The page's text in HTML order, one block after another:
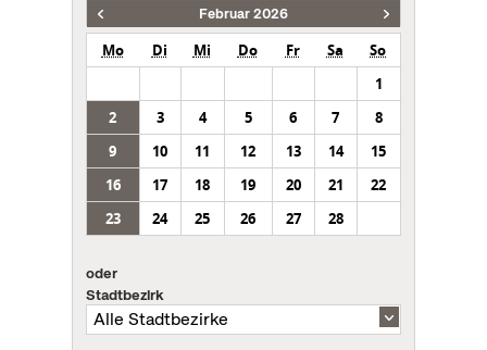
Februar 2026
Mo Di Mi Do Fr Sa
So
1
2
3 4 5 6 7
8
9
10 11 12 13 14
15
16
17 18 19 20 21
22
23
24 25 26 27 28
oder
Stadtbezirk